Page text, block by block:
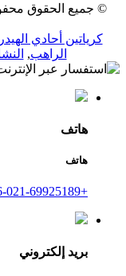
© جميع الحقوق محفوظة -
كرياتين أحادي
الراهب,
هاتف
هاتف
+86-021-69925189
بريد إلكتروني